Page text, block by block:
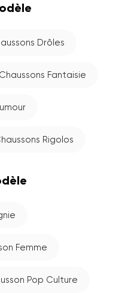
Drôles
Chaussons Fantaisie
Rigolos
Femme
Pop Culture